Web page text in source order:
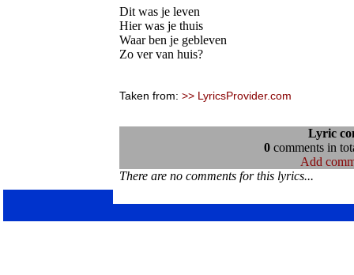
Dit was je leven
Hier was je thuis
Waar ben je gebleven
Zo ver van huis?
Taken from: >> LyricsProvider.com
Lyric
0comments in
Add
There are no comments for this lyrics...